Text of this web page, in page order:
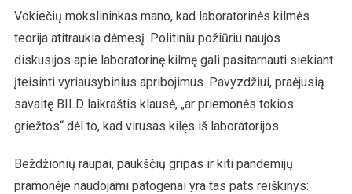
Vokiečių mokslininkas mano, kad laboratorinės kilmės
teorija atitraukia dėmesį. Politiniu požiūriu naujos
diskusijos apie laboratorinę kilmę gali pasitarnauti siekiant
įteisinti vyriausybinius apribojimus. Pavyzdžiui, praėjusią
savaitę BILD laikraštis klausė, „ar priemonės tokios
griežtos“ dėl to, kad virusas kilęs iš laboratorijos.
Beždžionių raupai, paukščių gripas ir kiti pandemijų
pramonėje naudojami patogenai yra tas pats reiškinys: